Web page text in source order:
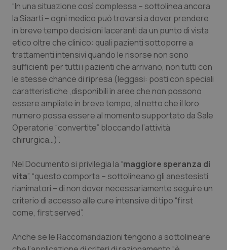
Vaccini
“In una situazione così complessa – sottolinea ancora
la Siaarti – ogni medico può trovarsi a dover prendere
in breve tempo decisioni laceranti da un punto di vista
etico oltre che clinico: quali pazienti sottoporre a
trattamenti intensivi quando le risorse non sono
sufficienti per tutti i pazienti che arrivano, non tutti con
le stesse chance di ripresa (leggasi: posti con speciali
caratteristiche ,disponibili in aree che non possono
essere ampliate in breve tempo, al netto che il loro
numero possa essere al momento supportato da Sale
Operatorie “convertite” bloccando l’attività
chirurgica…)”.
Nel Documento si privilegia la “maggiore speranza di
vita”, “questo comporta – sottolineano gli anestesisti
rianimatori – di non dover necessariamente seguire un
criterio di accesso alle cure intensive di tipo “first
come, first served”.
Anche se le Raccomandazioni tengono a sottolineare